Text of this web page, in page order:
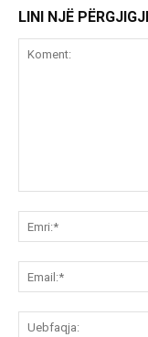
LINI NJË